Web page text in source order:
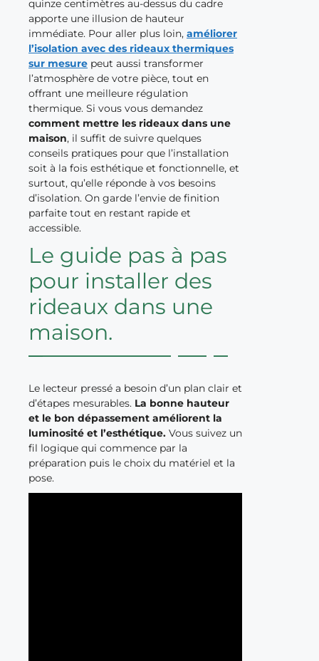
quinze centimètres au-dessus du cadre
apporte une illusion de hauteur
immédiate. Pour aller plus loin, améliorer
l’isolation avec des rideaux thermiques
sur mesure peut aussi transformer
l’atmosphère de votre pièce, tout en
offrant une meilleure régulation
thermique. Si vous vous demandez
comment mettre les rideaux dans une
maison, il suffit de suivre quelques
conseils pratiques pour que l’installation
soit à la fois esthétique et fonctionnelle, et
surtout, qu’elle réponde à vos besoins
d’isolation. On garde l’envie de finition
parfaite tout en restant rapide et
accessible.
Le guide pas à pas
pour installer des
rideaux dans une
maison.
Le lecteur pressé a besoin d’un plan clair et
d’étapes mesurables. La bonne hauteur
et le bon dépassement améliorent la
luminosité et l’esthétique. Vous suivez un
fil logique qui commence par la
préparation puis le choix du matériel et la
pose.